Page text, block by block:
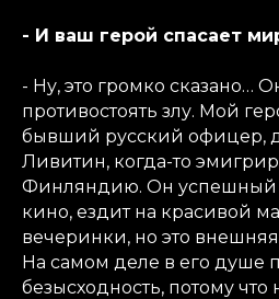
- И ваш герой спасает
- Ну, это громко сказано…
противостоять злу. Мой
бывший русский офицер,
Ливитин, когда-то
Финляндию. Он успешный
кино, ездит на красивой
вечеринки, но это
На самом деле в его душе
безысходность, потому что